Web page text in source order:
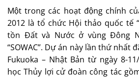
Một trong các hoạt động chính
2012 là tổ chức Hội thảo quốc tế
tồn Đất và Nước ở vùng Đông
“SOWAC”. Dự án này lần thứ nhất
Fukuoka – Nhật Bản từ ngày 8-
học Thủy lợi cử đoàn công tác